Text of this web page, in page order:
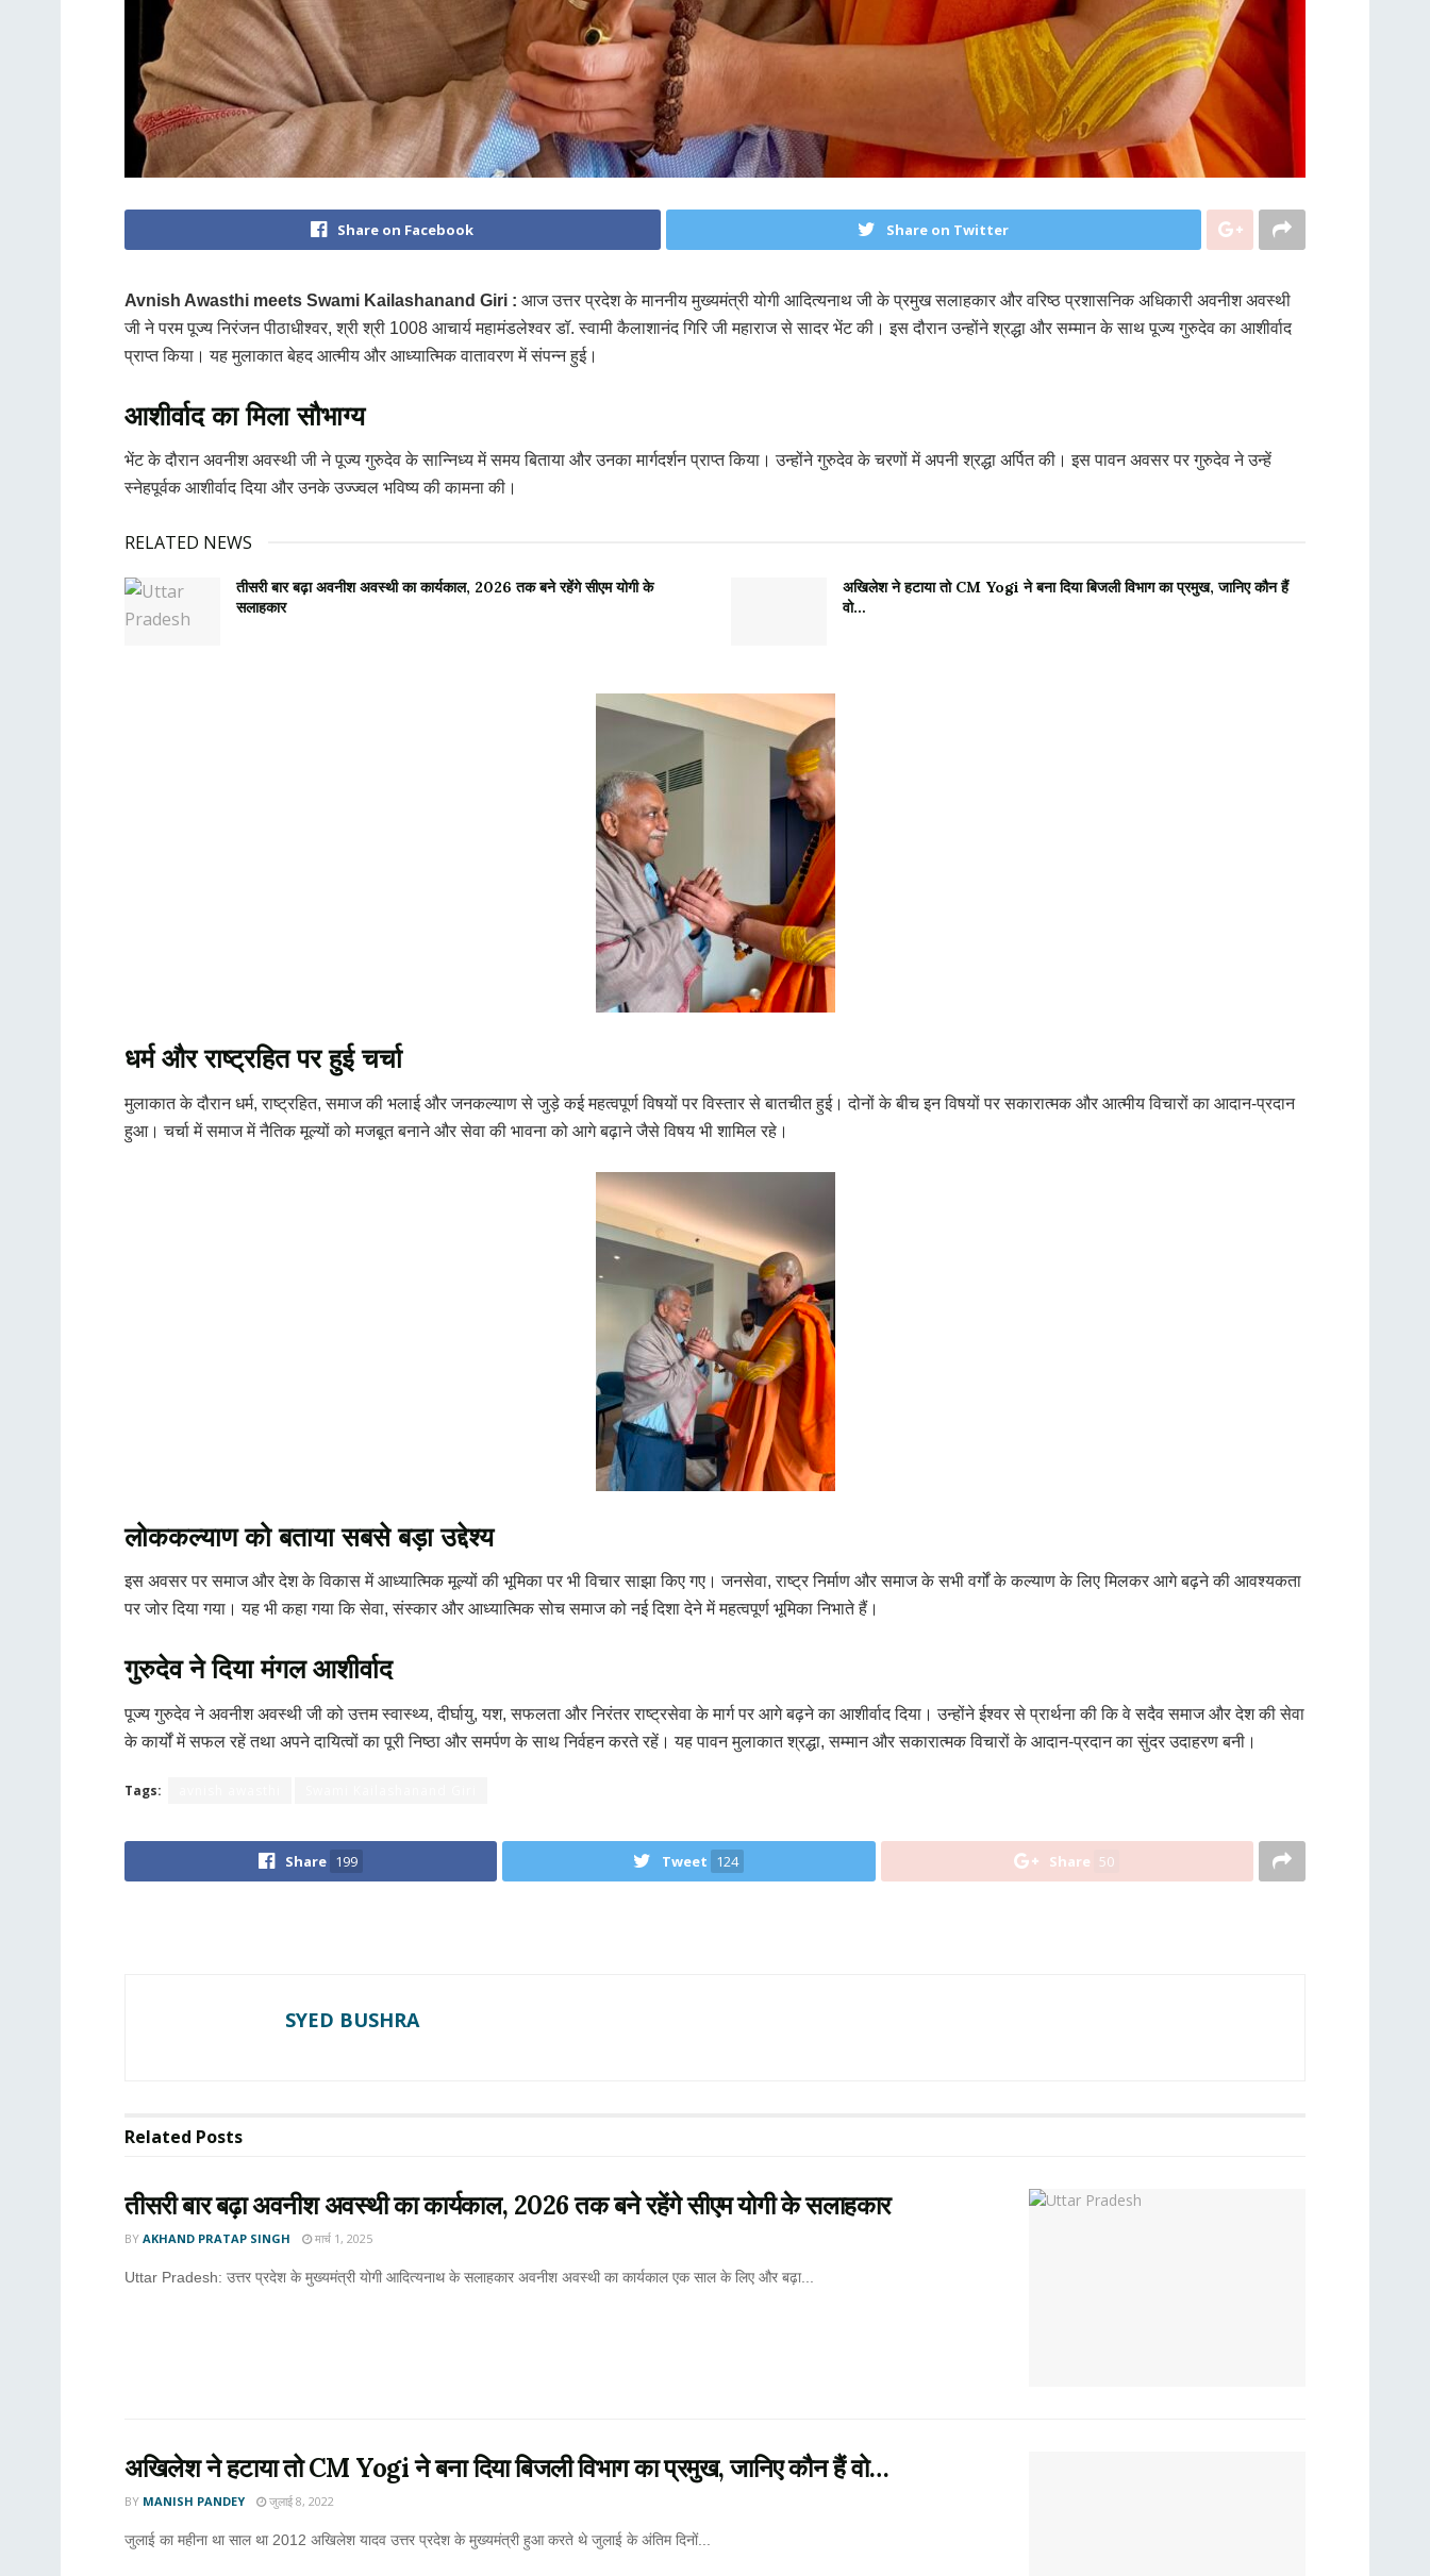
Share on Facebook Share on Twitter
Avnish Awasthi meets Swami Kailashanand Giri : आज उत्तर प्रदेश के माननीय मुख्यमंत्री योगी आदित्यनाथ जी के प्रमुख सलाहकार और वरिष्ठ प्रशासनिक अधिकारी अवनीश अवस्थी
जी ने परम पूज्य निरंजन पीठाधीश्वर, श्री श्री 1008 आचार्य महामंडलेश्वर डॉ. स्वामी कैलाशानंद गिरि जी महाराज से सादर भेंट की। इस दौरान उन्होंने श्रद्धा और सम्मान के साथ पूज्य गुरुदेव का आशीर्वाद
प्राप्त किया। यह मुलाकात बेहद आत्मीय और आध्यात्मिक वातावरण में संपन्न हुई।
आशीर्वाद का मिला सौभाग्य
भेंट के दौरान अवनीश अवस्थी जी ने पूज्य गुरुदेव के सान्निध्य में समय बिताया और उनका मार्गदर्शन प्राप्त किया। उन्होंने गुरुदेव के चरणों में अपनी श्रद्धा अर्पित की। इस पावन अवसर पर गुरुदेव ने उन्हें
स्नेहपूर्वक आशीर्वाद दिया और उनके उज्ज्वल भविष्य की कामना की।
RELATED NEWS
तीसरी बार बढ़ा अवनीश अवस्थी का कार्यकाल, 2026 तक बने रहेंगे सीएम योगी के
सलाहकार
अखिलेश ने हटाया तो CM Yogi ने बना दिया बिजली विभाग का प्रमुख, जानिए कौन हैं
वो…
धर्म और राष्ट्रहित पर हुई चर्चा
मुलाकात के दौरान धर्म, राष्ट्रहित, समाज की भलाई और जनकल्याण से जुड़े कई महत्वपूर्ण विषयों पर विस्तार से बातचीत हुई। दोनों के बीच इन विषयों पर सकारात्मक और आत्मीय विचारों का आदान-प्रदान
हुआ। चर्चा में समाज में नैतिक मूल्यों को मजबूत बनाने और सेवा की भावना को आगे बढ़ाने जैसे विषय भी शामिल रहे।
लोककल्याण को बताया सबसे बड़ा उद्देश्य
इस अवसर पर समाज और देश के विकास में आध्यात्मिक मूल्यों की भूमिका पर भी विचार साझा किए गए। जनसेवा, राष्ट्र निर्माण और समाज के सभी वर्गों के कल्याण के लिए मिलकर आगे बढ़ने की आवश्यकता
पर जोर दिया गया। यह भी कहा गया कि सेवा, संस्कार और आध्यात्मिक सोच समाज को नई दिशा देने में महत्वपूर्ण भूमिका निभाते हैं।
गुरुदेव ने दिया मंगल आशीर्वाद
पूज्य गुरुदेव ने अवनीश अवस्थी जी को उत्तम स्वास्थ्य, दीर्घायु, यश, सफलता और निरंतर राष्ट्रसेवा के मार्ग पर आगे बढ़ने का आशीर्वाद दिया। उन्होंने ईश्वर से प्रार्थना की कि वे सदैव समाज और देश की सेवा
के कार्यों में सफल रहें तथा अपने दायित्वों का पूरी निष्ठा और समर्पण के साथ निर्वहन करते रहें। यह पावन मुलाकात श्रद्धा, सम्मान और सकारात्मक विचारों के आदान-प्रदान का सुंदर उदाहरण बनी।
Tags:
Share 199 Tweet 124 Share 50
SYED BUSHRA
Related Posts
तीसरी बार बढ़ा अवनीश अवस्थी का कार्यकाल, 2026 तक बने रहेंगे सीएम योगी के सलाहकार
BY AKHAND PRATAP SINGH मार्च 1, 2025
Uttar Pradesh: उत्तर प्रदेश के मुख्यमंत्री योगी आदित्यनाथ के सलाहकार अवनीश अवस्थी का कार्यकाल एक साल के लिए और बढ़ा...
अखिलेश ने हटाया तो CM Yogi ने बना दिया बिजली विभाग का प्रमुख, जानिए कौन हैं वो…
BY MANISH PANDEY जुलाई 8, 2022
जुलाई का महीना था साल था 2012 अखिलेश यादव उत्तर प्रदेश के मुख्यमंत्री हुआ करते थे जुलाई के अंतिम दिनों...